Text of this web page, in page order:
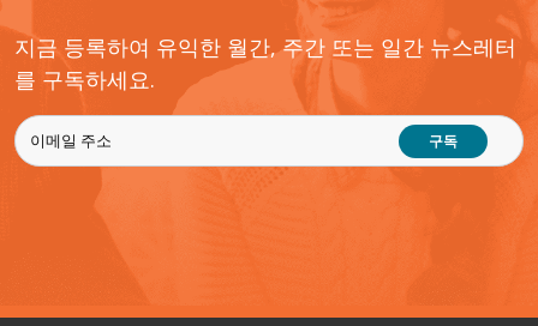
지금 등록하여 유익한 월간, 주간 또는 일간 뉴스레터
를 구독하세요.
구독